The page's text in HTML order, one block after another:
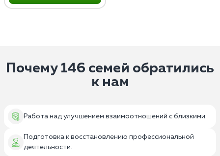
Почему 146 семей обратились
к нам
Работа над улучшением взаимоотношений с близкими.
Подготовка к восстановлению профессиональной
деятельности.